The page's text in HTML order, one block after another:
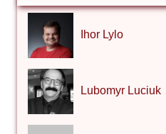
Ihor Lylo
Lubomyr Luciuk